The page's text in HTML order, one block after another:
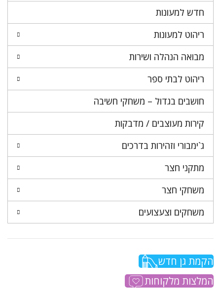
חדש למעונות
ריהוט למעונות
מבואה הנהלה ושירות
ריהוט לבתי ספר
חושבים בגדול – משחקי חשיבה
קירות מעוצבים / מדבקות
ג`ימבורי וזהירות בדרכים
מתקני חצר
משחקי חצר
משחקים וצעצועים
הקמת גן חדש
המלצות מלקוחות